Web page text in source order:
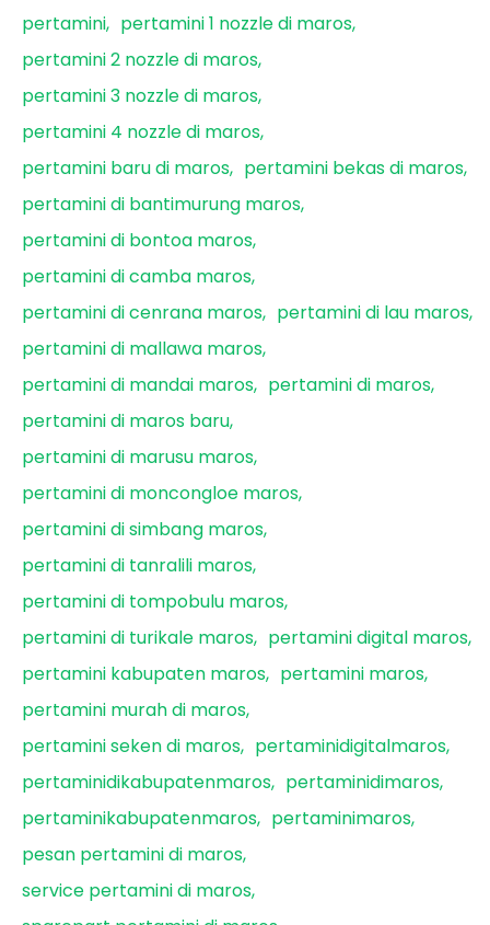
pertamini
pertamini 1 nozzle di maros
pertamini 2 nozzle di maros
pertamini 3 nozzle di maros
pertamini 4 nozzle di maros
pertamini baru di maros
pertamini bekas di maros
pertamini di bantimurung maros
pertamini di bontoa maros
pertamini di camba maros
pertamini di cenrana maros
pertamini di lau maros
pertamini di mallawa maros
pertamini di mandai maros
pertamini di maros
pertamini di maros baru
pertamini di marusu maros
pertamini di moncongloe maros
pertamini di simbang maros
pertamini di tanralili maros
pertamini di tompobulu maros
pertamini di turikale maros
pertamini digital maros
pertamini kabupaten maros
pertamini maros
pertamini murah di maros
pertamini seken di maros
pertaminidigitalmaros
pertaminidikabupatenmaros
pertaminidimaros
pertaminikabupatenmaros
pertaminimaros
pesan pertamini di maros
service pertamini di maros